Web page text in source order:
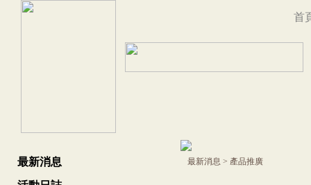
首
最新消息
最新消息 > 產品推廣